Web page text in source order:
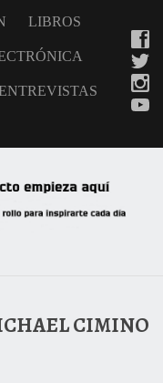
LIBROS
CIMINO